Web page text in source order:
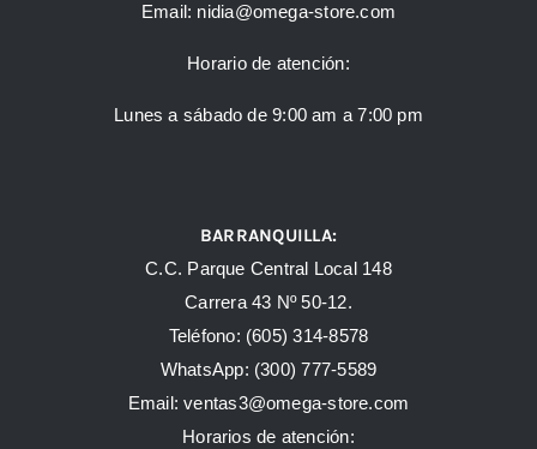
Email: nidia@omega-store.com
Horario de atención:
Lunes a sábado de 9:00 am a 7:00 pm
BARRANQUILLA:
C.C. Parque Central Local 148
Carrera 43 Nº 50-12.
Teléfono: (605) 314-8578
WhatsApp: (300) 777-5589
Email: ventas3@omega-store.com
Horarios de atención: